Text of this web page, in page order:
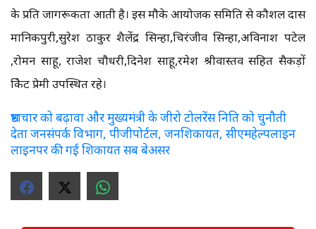
के प्रति जागरूकता आती है। इस मौके आयोजक समिति से कौशल दास
मानिकपुरी,सुरेश ठाकुर शैलेंद्र सिन्हा,चिरंजीव सिन्हा,अविनाश पटेल
,रोमन साहू, राजेश चौधरी,दिनेश साहू,रमेश श्रीवास्तव सहित सैकड़ों
क्रिकेट प्रेमी उपस्थित रहे।
भ्रष्टाचार को बढ़ावा और मुख्यमंत्री के जीरो टोलरेंस निति को चुनौती
देता जनसंपर्क विभाग, पीजीपोर्टल, जनशिकायत, सीएमहेल्पलाइन
लाइनपर की गई शिकायत सब बेअसर